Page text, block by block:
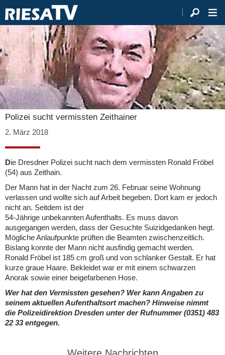
Polizei sucht vermissten Zeithainer
2. März 2018
Die Dresdner Polizei sucht nach dem vermissten Ronald Fröbel
(54) aus Zeithain.
Der Mann hat in der Nacht zum 26. Februar seine Wohnung
verlassen und wollte sich auf Arbeit begeben. Dort kam er jedoch
nicht an. Seitdem ist der
54-Jährige unbekannten Aufenthalts. Es muss davon
ausgegangen werden, dass der Gesuchte Suizidgedanken hegt.
Mögliche Anlaufpunkte prüften die Beamten zwischenzeitlich.
Bislang konnte der Mann nicht ausfindig gemacht werden.
Ronald Fröbel ist 185 cm groß und von schlanker Gestalt. Er hat
kurze graue Haare. Bekleidet war er mit einem schwarzen
Anorak sowie einer beigefarbenen Hose.
Wer hat den Vermissten gesehen? Wer kann Angaben zu
seinem aktuellen Aufenthaltsort machen? Hinweise nimmt
die Polizeidirektion Dresden unter der Rufnummer (0351) 483
22 33 entgegen.